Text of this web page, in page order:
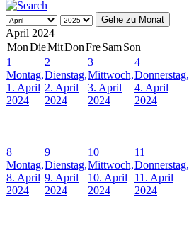
Gehe zu Monat
April 2024
MonDieMitDonFreSamSon
1
Montag,
1. April
2024
2
Dienstag,
2. April
2024
3
Mittwoch,
3. April
2024
4
Donnerstag,
4. April
2024
8
Montag,
8. April
2024
9
Dienstag,
9. April
2024
10
Mittwoch,
10. April
2024
11
Donnerstag,
11. April
2024